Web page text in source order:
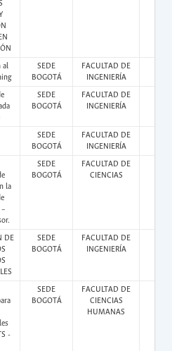
al
SEDE
BOGOTÁ
FACULTAD DE
INGENIERÍA
SEDE
BOGOTÁ
FACULTAD DE
INGENIERÍA
SEDE
BOGOTÁ
FACULTAD DE
INGENIERÍA
la
SEDE
BOGOTÁ
FACULTAD DE
CIENCIAS
DE
SEDE
BOGOTÁ
FACULTAD DE
INGENIERÍA
-
SEDE
BOGOTÁ
FACULTAD DE
CIENCIAS
HUMANAS